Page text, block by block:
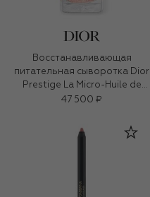
Восстанавливающая
питательная сыворотка Dior
Prestige La Micro-Huile de
Rose (50ml)
47 500 ₽